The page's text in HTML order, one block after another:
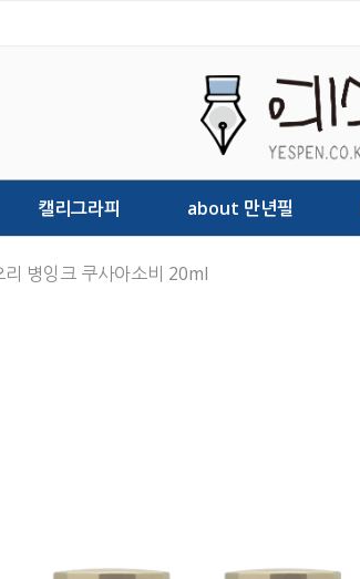
캘리그라피 about 만년필
리 병잉크 쿠사아소비 20ml